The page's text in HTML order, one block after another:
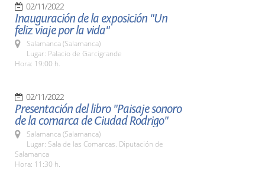
02/11/2022
Inauguración de la exposición "Un
feliz viaje por la vida"
Salamanca (Salamanca)
Lugar: Palacio de Garcigrande
Hora: 19:00 h.
02/11/2022
Presentación del libro "Paisaje sonoro
de la comarca de Ciudad Rodrigo"
Salamanca (Salamanca)
Lugar: Sala de las Comarcas. Diputación de
Salamanca
Hora: 11:30 h.